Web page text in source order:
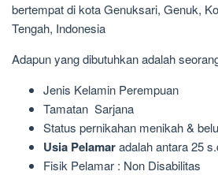
bertempat di kota Genuksari, Genuk,
Tengah, Indonesia
Adapun yang dibutuhkan adalah
Jenis Kelamin Perempuan
Tamatan Sarjana
Status pernikahan menikah &
Usia Pelamaradalah antara 25
Fisik Pelamar : Non Disabilitas